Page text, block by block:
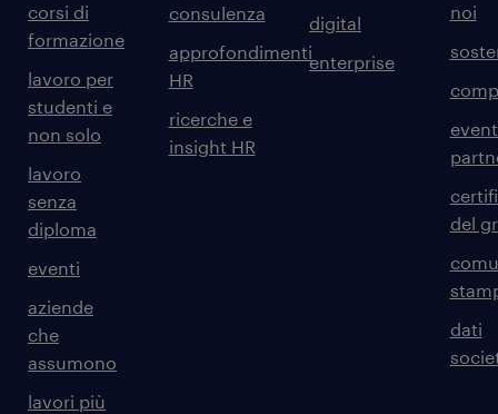
corsi di
formazione
lavoro per
studenti e
non solo
lavoro
senza
diploma
eventi
aziende
che
assumono
lavori più
consulenza
approfondimenti
HR
ricerche e
insight HR
digital
enterprise
noi
del
dati